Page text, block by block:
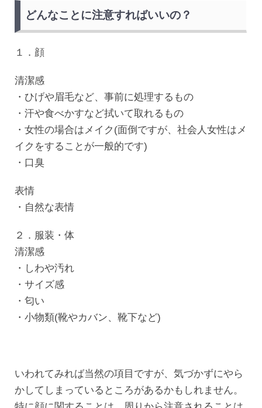
どんなことに注意すればいいの？
１．顔
清潔感
・ひげや眉毛など、事前に処理するもの
・汗や食べかすなど拭いて取れるもの
・女性の場合はメイク(面倒ですが、社会人女性はメ
イクをすることが一般的です)
・口臭
表情
・自然な表情
２．服装・体
清潔感
・しわや汚れ
・サイズ感
・匂い
・小物類(靴やカバン、靴下など)
いわれてみれば当然の項目ですが、気づかずにやら
かしてしまっているところがあるかもしれません。